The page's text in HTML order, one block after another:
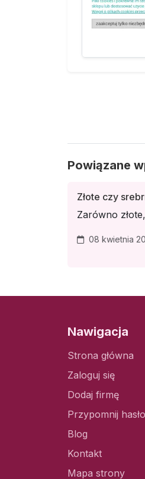
Powiązane
Złote czy
Zarówno
08 kwietnia
Nawigacja
Strona główna
Zaloguj się
Dodaj firmę
Przypomnij hasło
Blog
Kontakt
Mapa strony